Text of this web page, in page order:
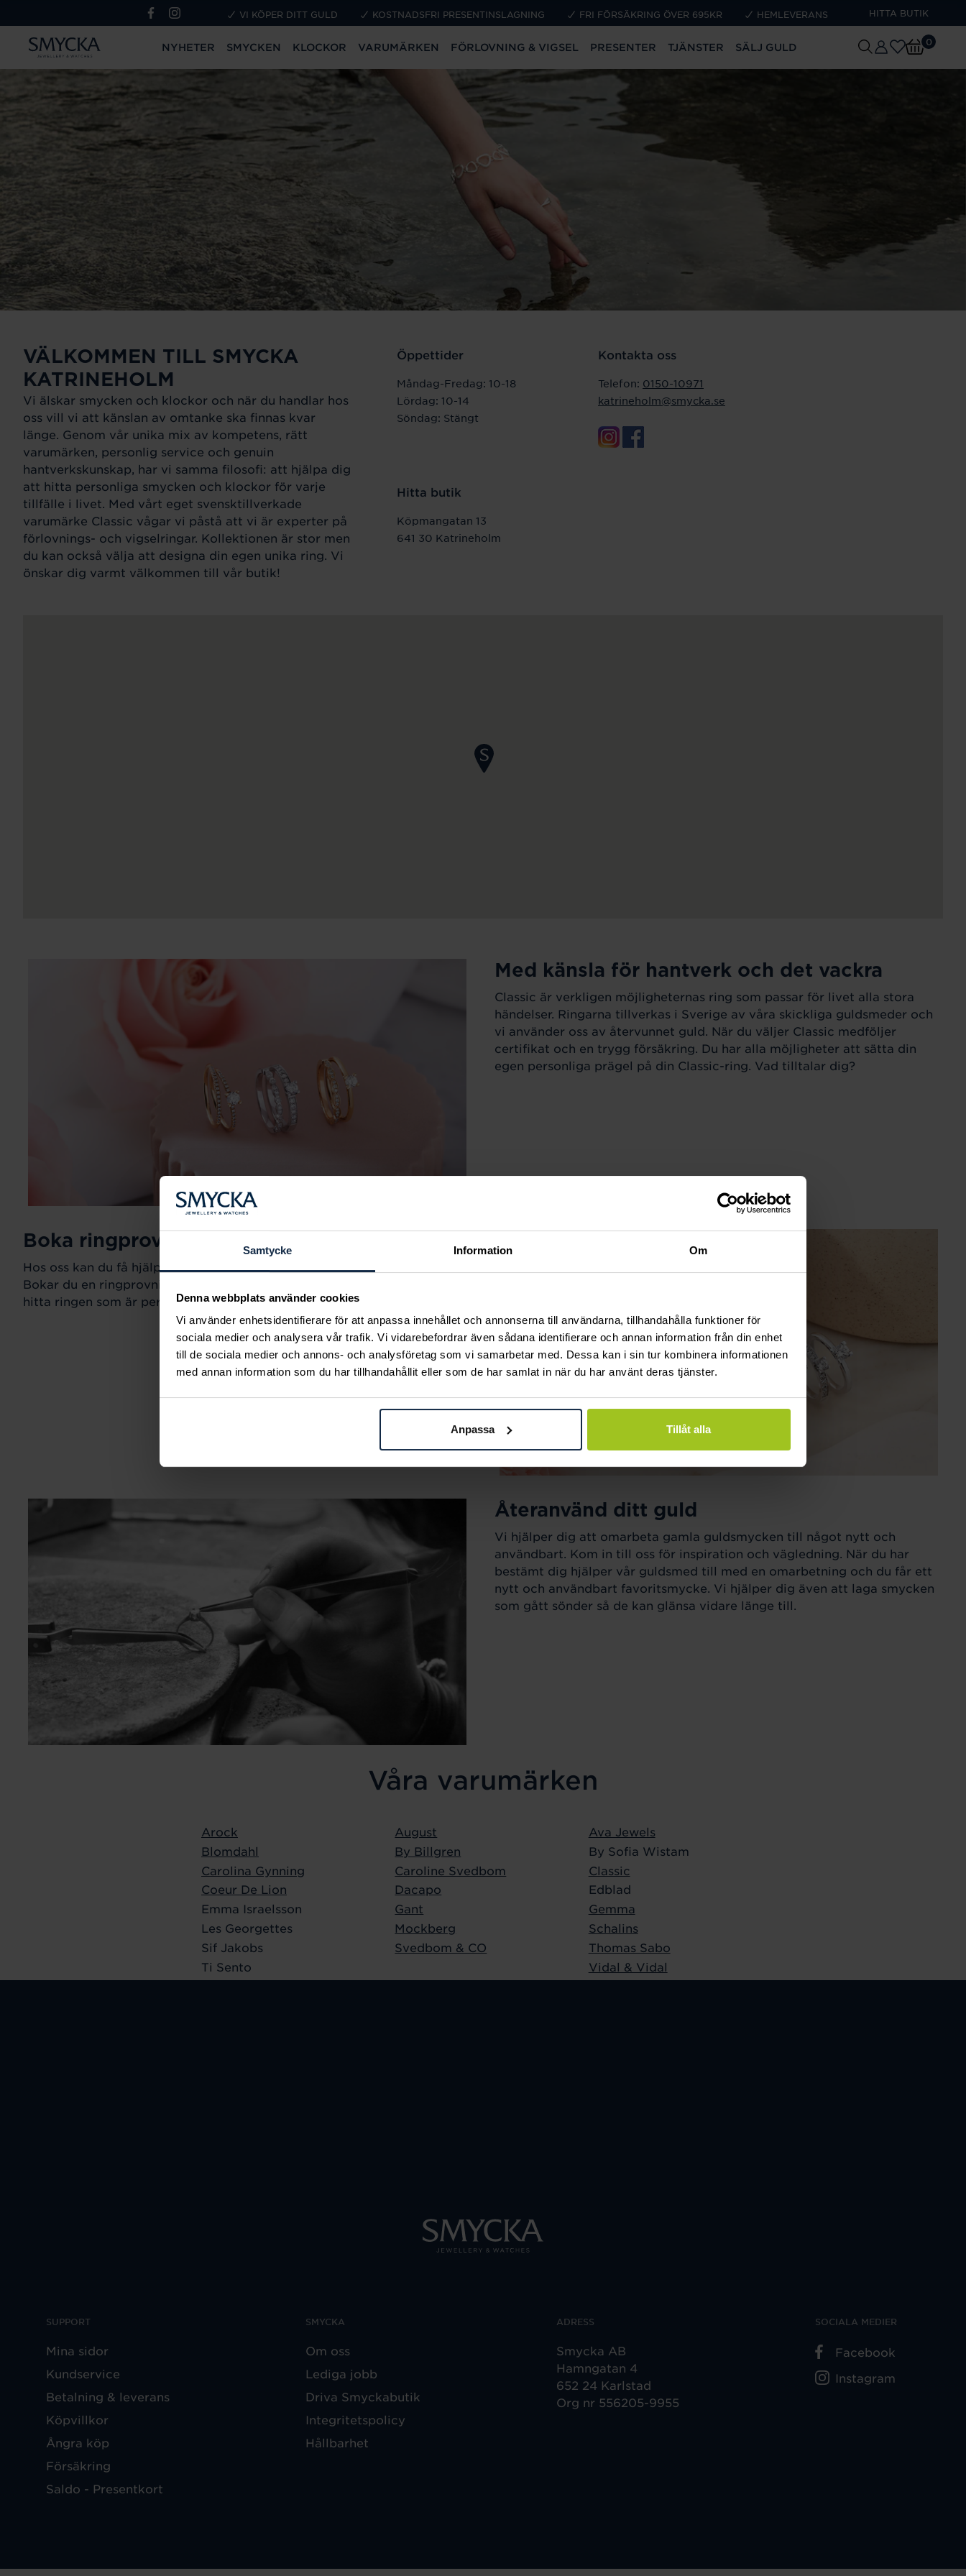
Samtycke Information Om
Denna webbplats använder cookies
Vi använder enhetsidentifierare för att anpassa innehållet och annonserna till användarna, tillhandahålla funktioner för
sociala medier och analysera vår trafik. Vi vidarebefordrar även sådana identifierare och annan information från din enhet
till de sociala medier och annons- och analysföretag som vi samarbetar med. Dessa kan i sin tur kombinera informationen
med annan information som du har tillhandahållit eller som de har samlat in när du har använt deras tjänster.
Anpassa Tillåt alla
VI KÖPER DITT GULD KOSTNADSFRI PRESENTINSLAGNING FRI FÖRSÄKRING ÖVER 695KR HEMLEVERANS HITTA BUTIK
NYHETER SMYCKEN KLOCKOR VARUMÄRKEN FÖRLOVNING & VIGSEL PRESENTER TJÄNSTER SÄLJ GULD 0
VÄLKOMMEN TILL SMYCKA
KATRINEHOLM
Vi älskar smycken och klockor och när du handlar hos
oss vill vi att känslan av omtanke ska finnas kvar
länge. Genom vår unika mix av kompetens, rätt
varumärken, personlig service och genuin
hantverkskunskap, har vi samma filosofi: att hjälpa dig
att hitta personliga smycken och klockor för varje
tillfälle i livet. Med vårt eget svensktillverkade
varumärke Classic vågar vi påstå att vi är experter på
förlovnings- och vigselringar. Kollektionen är stor men
du kan också välja att designa din egen unika ring. Vi
önskar dig varmt välkommen till vår butik!
Öppettider
Måndag-Fredag: 10-18
Lördag: 10-14
Söndag: Stängt
Kontakta oss
Telefon: 0150-10971
katrineholm@smycka.se
Hitta butik
Köpmangatan 13
641 30 Katrineholm
Med känsla för hantverk och det vackra
Classic är verkligen möjligheternas ring som passar för livet alla stora
händelser. Ringarna tillverkas i Sverige av våra skickliga guldsmeder och
vi använder oss av återvunnet guld. När du väljer Classic medföljer
certifikat och en trygg försäkring. Du har alla möjligheter att sätta din
egen personliga prägel på din Classic-ring. Vad tilltalar dig?
Boka ringprovning
Hos oss kan du få hjälp att hitta just din drömring för varje tillfälle i livet.
Bokar du en ringprovning går vi gemensamt igenom sortimentet för att
hitta ringen som är perfekt för just din stil och smak.
Återanvänd ditt guld
Vi hjälper dig att omarbeta gamla guldsmycken till något nytt och
användbart. Kom in till oss för inspiration och vägledning. När du har
bestämt dig hjälper vår guldsmed till med en omarbetning och du får ett
nytt och användbart favoritsmycke. Vi hjälper dig även att laga smycken
som gått sönder så de kan glänsa vidare länge till.
Våra varumärken
Arock August
Ava Jewels
Blomdahl
By Billgren
By Sofia Wistam
Carolina Gynning
Caroline Svedbom
Classic
Coeur De Lion
Dacapo
Edblad
Emma Israelsson
Gant
Gemma
Les Georgettes
Mockberg
Schalins
Sif Jakobs
Svedbom & CO
Thomas Sabo
Ti Sento
Vidal & Vidal
SUPPORT
Mina sidor
Kundservice
Betalning & leverans
Köpvillkor
Ångra köp
Försäkring
Saldo - Presentkort
SMYCKA
Om oss
Lediga jobb
Driva Smyckabutik
Integritetspolicy
Hållbarhet
ADRESS
Smycka AB
Hamngatan 4
652 24 Karlstad
Org nr 556205-9955
SOCIALA MEDIER
Facebook
Instagram